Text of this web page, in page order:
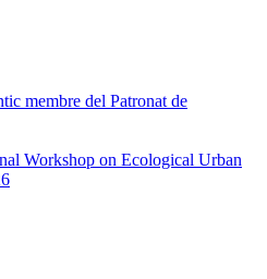
membre del Patronat de
Workshop on Ecological Urban